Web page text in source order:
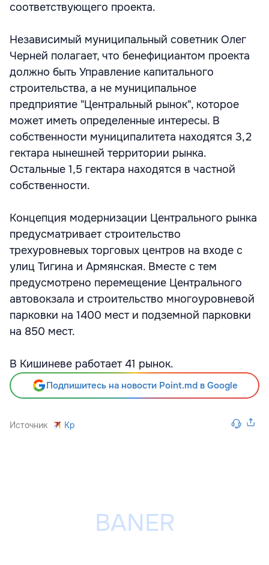
соответствующего проекта.
Независимый муниципальный советник Олег
Черней полагает, что бенефициантом проекта
должно быть Управление капитального
строительства, а не муниципальное
предприятие "Центральный рынок", которое
может иметь определенные интересы. В
собственности муниципалитета находятся 3,2
гектара нынешней территории рынка.
Остальные 1,5 гектара находятся в частной
собственности.
Концепция модернизации Центрального рынка
предусматривает строительство
трехуровневых торговых центров на входе с
улиц Тигина и Армянская. Вместе с тем
предусмотрено перемещение Центрального
автовокзала и строительство многоуровневой
парковки на 1400 мест и подземной парковки
на 850 мест.
В Кишиневе работает 41 рынок.
Подпишитесь на новости Point.md в Google
Источник Kp